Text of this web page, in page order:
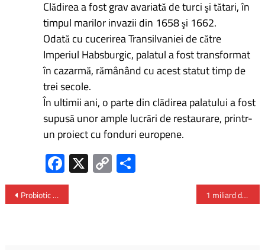
Clădirea a fost grav avariată de turci şi tătari, în
timpul marilor invazii din 1658 şi 1662.
Odată cu cucerirea Transilvaniei de către
Imperiul Habsburgic, palatul a fost transformat
în cazarmă, rămânând cu acest statut timp de
trei secole.
În ultimii ani, o parte din clădirea palatului a fost
supusă unor ample lucrări de restaurare, printr-
un proiect cu fonduri europene.
Fa
ce
b
X C
o
Probiotic vs. prebiotic: care sunt diferentele si cum ajută 1 miliard de lei alocat spațiilor verzi din Sectorul 5